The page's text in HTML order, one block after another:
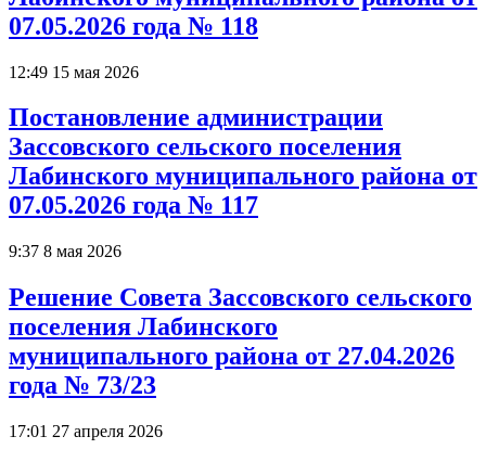
07.05.2026 года № 118
12:49 15 мая 2026
Постановление администрации
Зассовского сельского поселения
Лабинского муниципального района от
07.05.2026 года № 117
9:37 8 мая 2026
Решение Совета Зассовского сельского
поселения Лабинского
муниципального района от 27.04.2026
года № 73/23
17:01 27 апреля 2026